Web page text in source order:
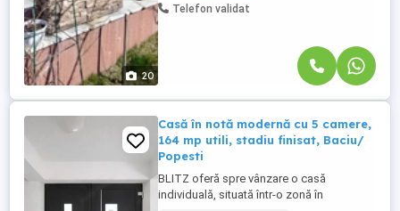
20
Telefon validat
Casă în notă modernă cu 5 camere,
164 mp utili, stadiu finisat, Baciu/
Popesti
BLITZ oferă spre vânzare o casă
individuală, situată într-o zonă în